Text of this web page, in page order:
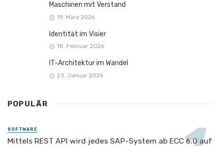
Maschinen mit Verstand
19. März 2026
Identität im Visier
18. Februar 2026
IT-Architektur im Wandel
23. Januar 2026
POPULÄR
SOFTWARE
Mittels REST API wird jedes SAP-System ab ECC 6.0 auf